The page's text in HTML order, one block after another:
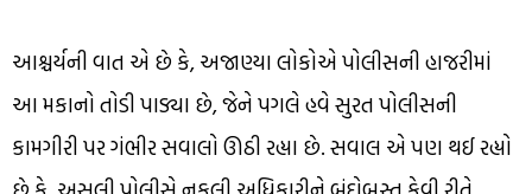
આશ્ચર્યની વાત એ છે કે, અજાણ્યા લોકોએ પોલીસની હાજરીમાં
આ મકાનો તોડી પાડ્યા છે, જેને પગલે હવે સુરત પોલીસની
કામગીરી પર ગંભીર સવાલો ઊઠી રહ્યા છે. સવાલ એ પણ થઈ રહ્યો